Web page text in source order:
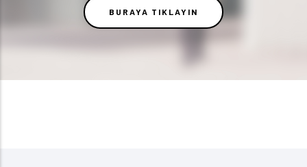
BURAYA TIKLAYIN